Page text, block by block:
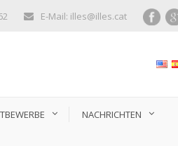
E-Mail: illes@illes.cat
NACHRICHTEN